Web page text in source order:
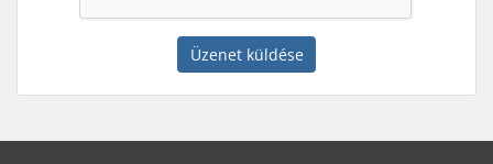
Üzenet küldése